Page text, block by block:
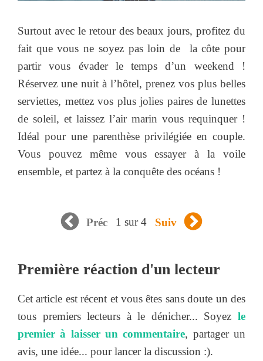
Surtout avec le retour des beaux jours, profitez du
fait que vous ne soyez pas loin de la côte pour
partir vous évader le temps d’un weekend !
Réservez une nuit à l’hôtel, prenez vos plus belles
serviettes, mettez vos plus jolies paires de lunettes
de soleil, et laissez l’air marin vous requinquer !
Idéal pour une parenthèse privilégiée en couple.
Vous pouvez même vous essayer à la voile
ensemble, et partez à la conquête des océans !
Préc 1 sur 4 Suiv
Première réaction d'un lecteur
Cet article est récent et vous êtes sans doute un des
tous premiers lecteurs à le dénicher... Soyez le
premier à laisser un commentaire, partager un
avis, une idée... pour lancer la discussion :).